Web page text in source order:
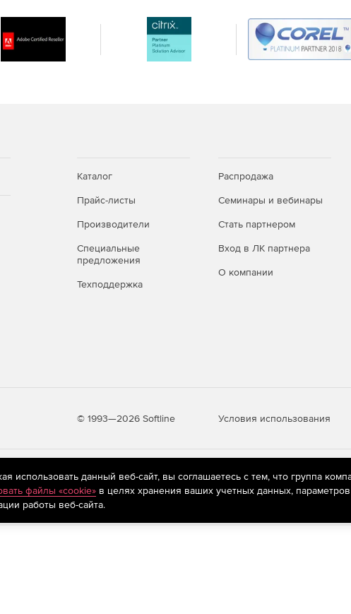
для виртуальных и облачных сред и успешно отражайте самые
Каталог
Прайс-листы
Производители
Специальные
предложения
Техподдержка
Распродажа
Семинары и вебинары
Стать партнером
Вход в ЛК партнера
О компании
© 1993—2026 Softline Условия использования
применяютсярекомендательные технологии(информационные
относящихся к предпочтениям пользователей сети «Интернет»,
использовать данный веб-сайт, вы соглашаетесь с тем, что группа
файлы «cookie»в целях хранения ваших учетных данных,
работы веб-сайта.